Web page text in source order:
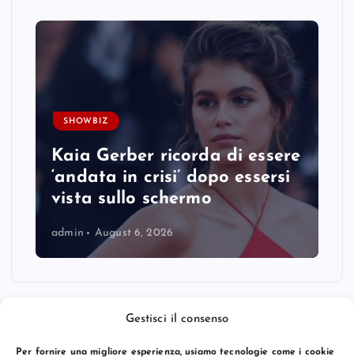
Gestisci il consenso
Per fornire una migliore esperienza, usiamo tecnologie come i cookie
SHOWBIZ
Kaia Gerber ricorda di essere
‘andata in crisi’ dopo essersi
vista sullo schermo
admin August 6, 2026